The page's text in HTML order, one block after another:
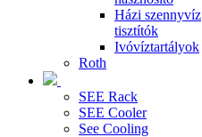
Házi szennyvíz
tisztítók
Ivóvíztartályok
Roth
SEE Rack
SEE Cooler
See Cooling